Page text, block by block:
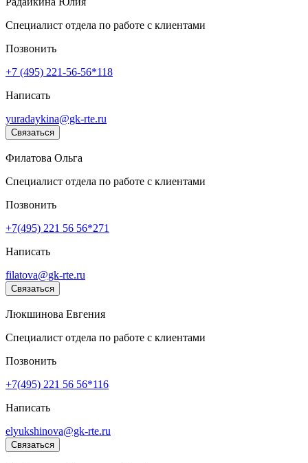
Специалист отдела по работе с клиентами
Позвонить
+7 (495) 221-56-56*118
Написать
yuradaykina@gk-rte.ru
Связаться
Филатова Ольга
Специалист отдела по работе с клиентами
Позвонить
+7(495) 221 56 56*271
Написать
filatova@gk-rte.ru
Связаться
Люкшинова Евгения
Специалист отдела по работе с клиентами
Позвонить
+7(495) 221 56 56*116
Написать
elyukshinova@gk-rte.ru
Связаться